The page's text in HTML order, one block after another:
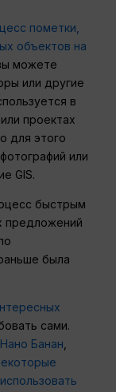
пометки,
объектов на
можете
или другие
в
проектах
для этого
или
GIS.
быстрым
предложений
была
сами.
Банан,
использовать